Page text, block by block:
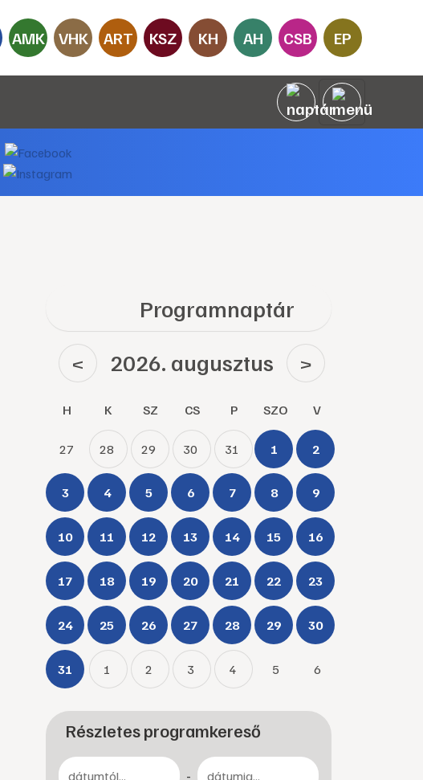
AMK VHK ART KSZ KH AH CSB EP
Programnaptár
< 2026. augusztus >
H K SZ CS P SZO V
27 28 29 30 31 1 2
3 4 5 6 7 8 9
10 11 12 13 14 15 16
17 18 19 20 21 22 23
24 25 26 27 28 29 30
31 1 2 3 4 5 6
Részletes programkereső
-